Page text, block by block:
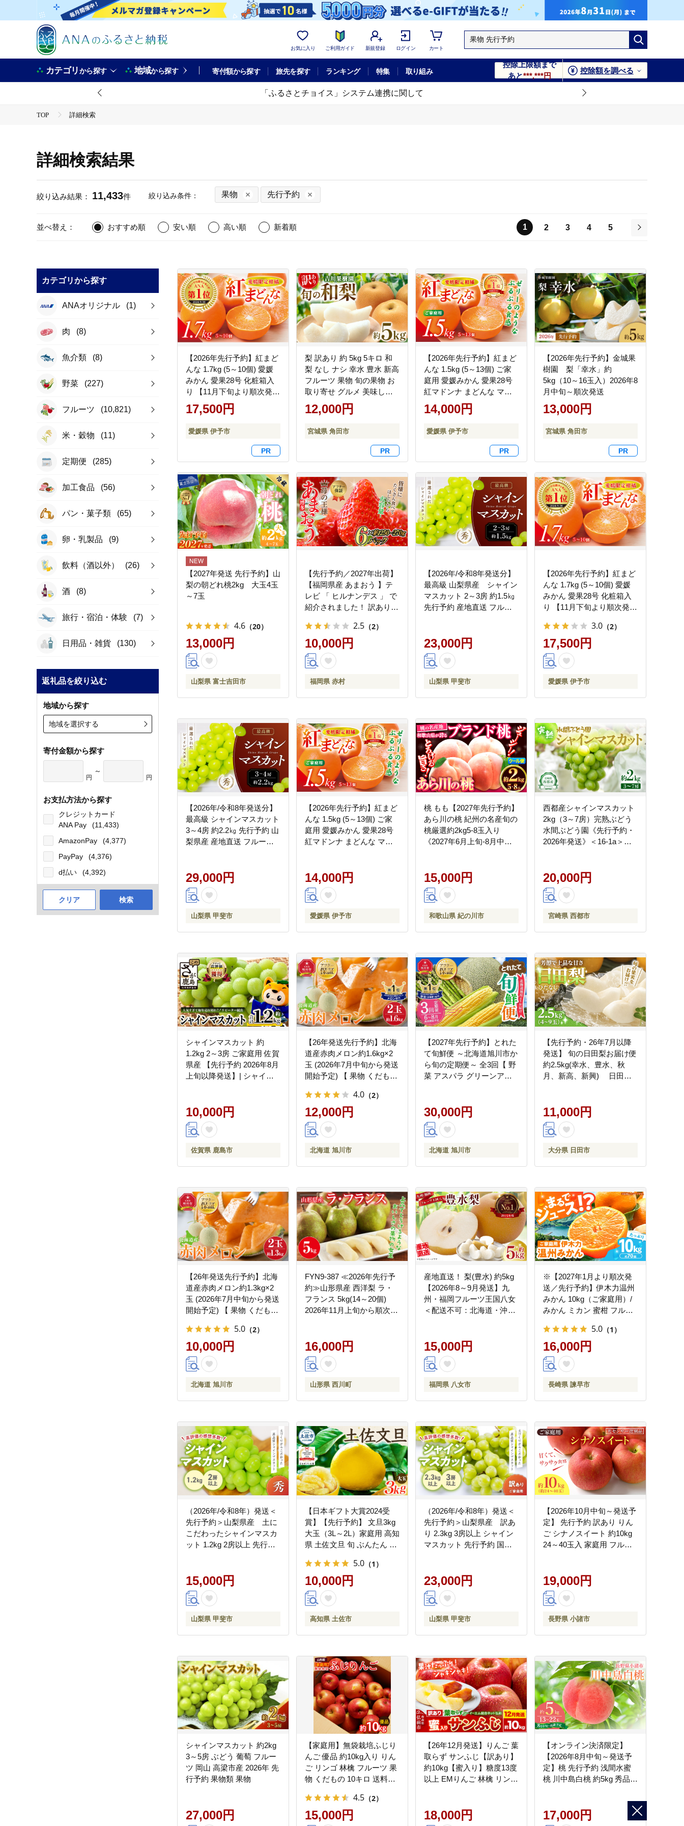
お気に入り ご利用ガイド 新規登録 ログイン カート
カテゴリから探す 地域から探す 寄付額から探す 旅先を探す ランキング 特集 取り組み
控除上限額まで
あと***,***円
控除額を調べる
「ふるさとチョイス」システム連携に関して
TOP 詳細検索
詳細検索結果
絞り込み結果： 11,433件 絞り込み条件： 果物 先行予約
並べ替え： おすすめ順 安い順 高い順 新着順 1 2 3 4
5
カテゴリから探す
ANAオリジナル (1)
肉 (8)
魚介類 (8)
野菜 (227)
フルーツ (10,821)
米・穀物 (11)
定期便 (285)
加工食品 (56)
パン・菓子類 (65)
卵・乳製品 (9)
飲料（酒以外） (26)
酒 (8)
旅行・宿泊・体験 (7)
日用品・雑貨 (130)
返礼品を絞り込む
地域から探す
地域を選択する
寄付金額から探す
円
～
円
お支払方法から探す
クレジットカード
ANA Pay
(11,433)
AmazonPay
(4,377)
PayPay
(4,376)
d払い
(4,392)
クリア 検索
【2026年先行予約】紅まど
んな 1.7kg (5～10個) 愛媛
みかん 愛果28号 化粧箱入
り 【11月下旬より順次発送
予定】 紅マドンナ まどん
な マドンナ みかん ミカン
ツ 柑橘 かんきつ 柑橘類 愛
媛果試第28号 あいか ギフ
ト 贈り物 贈答用 おすすめ
伊予市｜B36
17,500円
愛媛県 伊予市
梨 訳あり 約 5kg 5キロ 和
梨 なし ナシ 幸水 豊水 新高
フルーツ 果物 旬の果物 お
取り寄せ グルメ 美味しい
甘い 人気 おすすめ 吉川果
樹園 宮城県 角田市 【先行
12,000円
宮城県 角田市
【2026年先行予約】紅まど
んな 1.5kg (5～13個) ご家
庭用 愛媛みかん 愛果28号
紅マドンナ まどんな マド
ンナ みかん ミカン 蜜柑 果
物 くだもの フルーツ 柑橘
第28号 あいか おすすめ 人
気 お取り寄せ 国産 愛媛 伊
予市＜2026年11月下旬から
14,000円
愛媛県 伊予市
【2026年先行予約】金城果
樹園 梨「幸水」約
5kg（10～16玉入）2026年8
月中旬～順次発送
13,000円
宮城県 角田市
【2027年発送 先行予約】山
梨の朝どれ桃2kg 大玉4玉
～7玉
4.6 （20）
13,000円
山梨県 富士吉田市
【先行予約／2027年出荷】
【福岡県産 あまおう 】テ
レビ 「 ヒルナンデス 」 で
紹介されました！ 訳あり
ｇ×６Ｐ いちご イチゴ 苺
博多 デザート 果物 くだも
の フルーツ ジャム スムー
ジー ケーキ に 先行予約 数
め 送料無料 3W13
2.5 （2）
10,000円
福岡県 赤村
【2026年/令和8年発送分】
最高級 山梨県産 シャイン
マスカット 2～3房 約1.5㎏
先行予約 産地直送 フルー
ンマスカット 新鮮 人気 お
すすめ 国産 贈答 ギフト お
取り寄せ 山梨 甲斐市 AN-
23,000円
山梨県 甲斐市
【2026年先行予約】紅まど
んな 1.7kg (5～10個) 愛媛
みかん 愛果28号 化粧箱入
り 【11月下旬より順次発送
な マドンナ みかん ミカン
蜜柑 果物 くだもの フルー
ツ 柑橘 かんきつ 柑橘類 愛
媛果試第28号 あいか ギフ
人気 お取り寄せ 国産 愛媛
伊予市｜B36
3.0 （2）
17,500円
愛媛県 伊予市
【2026年/令和8年発送分】
最高級 シャインマスカット
3～4房 約2.2㎏ 先行予約 山
梨県産 産地直送 フルーツ
マスカット 新鮮 人気 おす
すめ 国産 贈答 ギフト お取
り寄せ 山梨 甲斐市 AN-12
29,000円
山梨県 甲斐市
【2026年先行予約】紅まど
んな 1.5kg (5～13個) ご家
庭用 愛媛みかん 愛果28号
紅マドンナ まどんな マド
かんきつ 柑橘類 愛媛果試
第28号 あいか おすすめ 人
気 お取り寄せ 国産 愛媛 伊
12月下旬発送＞｜B249
14,000円
愛媛県 伊予市
桃 もも【2027年先行予約】
あら川の桃 紀州の名産旬の
桃厳選約2kg5-8玉入り
《2027年6月上旬-8月中旬
wfn_cwlocal254_6c8c_26_15000_2kg-
--
15,000円
和歌山県 紀の川市
西都産シャインマスカット
2kg（3～7房）完熟ぶどう
水間ぶどう園《先行予約・
2026年発送》＜16-1a＞ぶ
20,000円
宮崎県 西都市
シャインマスカット 約
1.2kg 2～3房 ご家庭用 佐賀
県産 【先行予約 2026年8月
上旬以降発送】| シャイン
ドウ 果物 フルーツ 果実 季
節 旬 冷蔵 期間限定 国産 佐
賀県 鹿島市 人気 ランキン
10,000円
佐賀県 鹿島市
【26年発送先行予約】北海
道産赤肉メロン約1.6kg×2
玉 (2026年7月中旬から発送
開始予定) 【 果物 くだもの
メロン めろん meron melon
国産 デザート 産地直送 旬
お取り寄せ 甘い 北海道産
旭川市 北海道 】_02061
4.0 （2）
12,000円
北海道 旭川市
【2027年先行予約】とれた
て旬鮮便 ～北海道旭川市か
ら旬の定期便～ 全3回【 野
菜 アスパラ グリーンアス
赤肉 メロン フルーツ 果物
旭川市ふるさと納税 北海道
ふるさと納税 旭川市 北海
会 冷蔵配送 クール便 】
_01107
30,000円
北海道 旭川市
【先行予約・26年7月以降
発送】 旬の日田梨お届け便
約2.5kg(幸水、豊水、秋
月、新高、新興) 日田市 /
可地域：離島】[ARET007]
11,000円
大分県 日田市
【26年発送先行予約】北海
道産赤肉メロン約1.3kg×2
玉 (2026年7月中旬から発送
開始予定) 【 果物 くだもの
メロン めろん meron melon
国産 デザート 産地直送 旬
お取り寄せ 甘い 北海道産
旭川市 北海道 】_03905
5.0 （2）
10,000円
北海道 旭川市
FYN9-387 ≪2026年先行予
約≫山形県産 西洋梨 ラ・
フランス 5kg(14～20個)
2026年11月上旬から順次発
宅用 産地直送 山形県 西川
町 月山
16,000円
山形県 西川町
産地直送！ 梨(豊水) 約5kg
【2026年8～9月発送】九
州・福岡フルーツ王国八女
＜配送不可：北海道・沖
ザート 旬 新鮮 甘い 甘み ジ
ューシー みずみずしい 果
汁 国産 季節限定 冷蔵配送
15,000円
福岡県 八女市
※【2027年1月より順次発
送／先行予約】伊木力温州
みかん 10kg（ご家庭用）/
みかん ミカン 蜜柑 フルー
園 [AHBD001]
5.0 （1）
16,000円
長崎県 諫早市
（2026年/令和8年）発送＜
先行予約＞山梨県産 土に
こだわったシャインマスカ
ット 1.2kg 2房以上 先行予
気 おすすめ 贈答 ギフト お
取り寄せ フルーツ 果物 く
だもの ぶどう ブドウ 葡萄
15,000円
山梨県 甲斐市
【日本ギフト大賞2024受
賞】【先行予約】 文旦3kg
大玉（3L～2L）家庭用 高知
県 土佐文旦 旬 ぶんたん ブ
贈答 ギフト 土佐 高知 やの
一果彩【やの一果彩】
[BQAC001]
5.0 （1）
10,000円
高知県 土佐市
（2026年/令和8年）発送＜
先行予約＞山梨県産 訳あ
り 2.3kg 3房以上 シャイン
マスカット 先行予約 国産
ーツ 果物 くだもの ぶどう
ブドウ 葡萄 わけあり ワケ
アリ 新鮮 甘い 皮ごと 甲斐
23,000円
山梨県 甲斐市
【2026年10月中旬～発送予
定】 先行予約 訳あり りん
ご シナノスイート 約10kg
24～40玉入 家庭用 フルー
19,000円
長野県 小諸市
シャインマスカット 約2kg
3～5房 ぶどう 葡萄 フルー
ツ 岡山 高梁市産 2026年 先
行予約 果物類 果物
27,000円
【家庭用】無袋栽培ふじり
んご 優品 約10kg入り りん
ご リンゴ 林檎 フルーツ 果
物 くだもの 10キロ 送料無
約】FS25-763 4.5 （2）
15,000円
【26年12月発送】りんご 葉
取らず サンふじ【訳あり】
約10kg【蜜入り】糖度13度
以上 EMりんご 林檎 リンゴ
[先行予約 家庭用 産地直送
アップル 青森県 弘前市]
18,000円
【オンライン決済限定】
【2026年8月中旬～発送予
定】桃 先行予約 浅間水蜜
桃 川中島白桃 約5kg 秀品
17,000円